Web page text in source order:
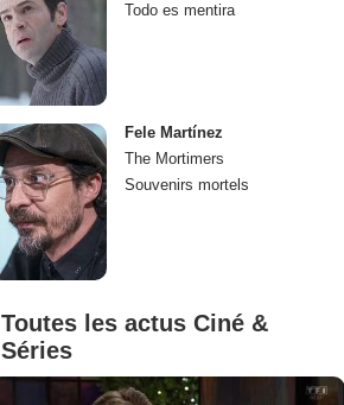
Todo es mentira
Fele Martínez
The Mortimers
Souvenirs mortels
Toutes les actus Ciné &
Séries